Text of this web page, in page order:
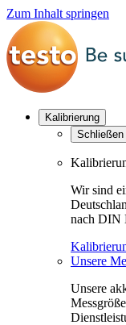
Zum Inhalt springen
Kalibrierung
Schließen
Wir sind
nach DIN
Unsere
Unsere